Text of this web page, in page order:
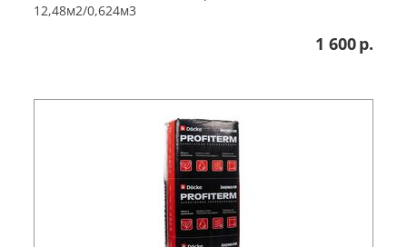
12,48м2/0,624м3
1 600р.